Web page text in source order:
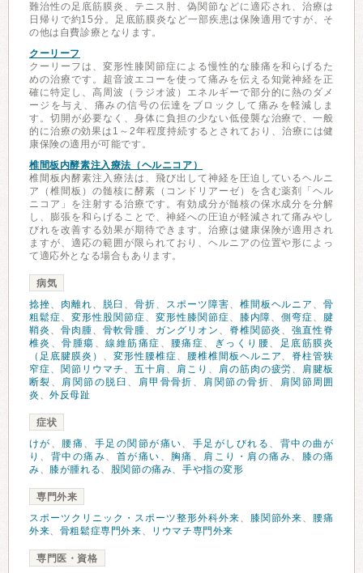
難治性の足底筋膜炎、テニス肘、偽関節などに適応され、治療は
日帰りで約15分。足底筋膜炎など一部疾患は保険適用ですが、そ
の他は自費診療となります。
クーリーフ
クーリーフは、変形性膝関節症による慢性的な膝痛を和らげるた
めの治療です。超音波エコーを使って痛みを伝える知覚神経を正
確に特定し、高周波（ラジオ波）エネルギーで部分的に熱のダメ
ージを与え、痛みの信号の伝達をブロックして痛みを軽減しま
す。切開が必要なく、身体に負担の少ない低侵襲な治療で、一般
的に治療の効果は1～2年程度持続するとされており、治療には健
康保険の適用が可能です。
椎間板内酵素注入療法（ヘルニコア）
椎間板内酵素注入療法は、飛び出して神経を圧迫しているヘルニ
ア（椎間板）の髄核に酵素（コンドリアーゼ）を含む薬剤「ヘル
ニコア」を注射する治療です。有効成分が髄核の保水成分を分解
し、膨張を和らげることで、神経への圧迫が軽減されて痛みやし
びれを改善する効果が期待できます。治療は健康保険が適用され
ますが、適応の範囲が限られており、ヘルニアの位置や形によっ
て適応外となる場合もあります。
病気
捻挫、 肉離れ、 脱臼 、 骨折、 スポーツ障害、 椎間板ヘルニア 、骨
粗鬆症、 変形性股関節症、 変形性膝関節症、 膝内障、側弯症、
腱
鞘炎 、 骨肉腫、 骨軟骨腫、 ガングリオン 、 脊椎関節炎 、強直性脊
椎炎 、骨腫瘍 、線維筋痛症 、 腰痛症、 ぎっくり腰、 足底筋膜炎
（足底腱膜炎） 、 変形性腰椎症、 腰椎椎間板ヘルニア、 脊柱管狭
窄症、 関節リウマチ 、 五十肩 、 肩こり 、 肩の筋肉の疲労、 肩腱板
断裂 、 肩関節の脱臼 、 肩甲骨骨折 、 肩関節の骨折、
肩関節周囲
炎 、外反母趾
症状
けが 、 腰痛 、 手足の関節が痛い、 手足がしびれる 、 背中の曲が
り 、 背中の痛み、 首が痛い 、 胸痛 、 肩こり・肩の痛み、
膝の痛
み、 膝が腫れる、 股関節の痛み、手や指の変形
専門外来
スポーツクリニック・スポーツ整形外科外来、 膝関節外来、
腰痛
外来、 骨粗鬆症専門外来、 リウマチ専門外来
専門医・資格